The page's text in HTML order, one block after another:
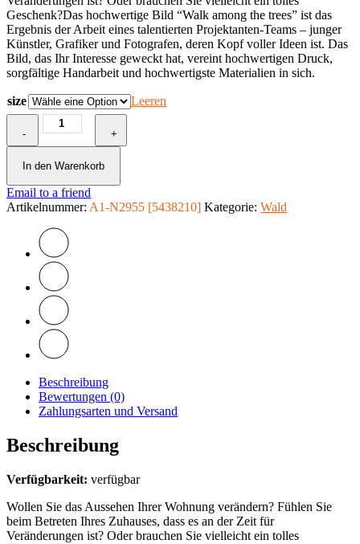
Geschenk?Das hochwertige Bild “Walk among the trees” ist das
Ergebnis der Arbeit eines talentierten Projektanten-Teams – junger
Künstler, Grafiker und Fotografen, deren Kopf voller Ideen ist. Das
Bild, das Ihr Interesse geweckt hat, vereint hochwertigen Druck,
sorgfältige Handarbeit und hochwertigste Materialien in sich.
size Leeren
-
Wandbild
-
Walk
among
trees
Menge
+
In den Warenkorb
Email to a friend
Artikelnummer: A1-N2955 [5438210] Kategorie: Wald
Beschreibung
Bewertungen (0)
Zahlungsarten und Versand
Beschreibung
Verfügbarkeit: verfügbar
Wollen Sie das Aussehen Ihrer Wohnung verändern? Fühlen Sie
beim Betreten Ihres Zuhauses, dass es an der Zeit für
Veränderungen ist? Oder brauchen Sie vielleicht ein tolles